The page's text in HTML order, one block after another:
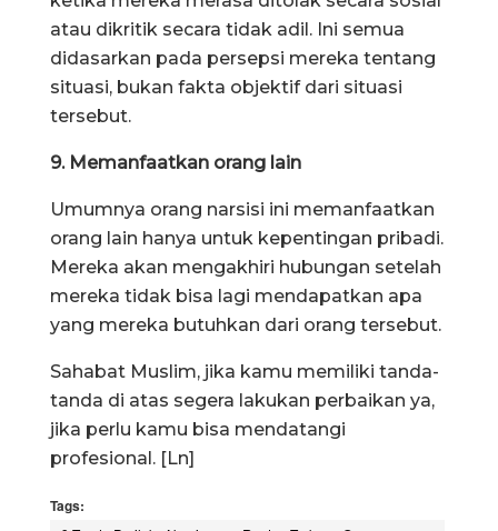
atau dikritik secara tidak adil. Ini semua
didasarkan pada persepsi mereka tentang
situasi, bukan fakta objektif dari situasi
tersebut.
9. Memanfaatkan orang lain
Umumnya orang narsisi ini memanfaatkan
orang lain hanya untuk kepentingan pribadi.
Mereka akan mengakhiri hubungan setelah
mereka tidak bisa lagi mendapatkan apa
yang mereka butuhkan dari orang tersebut.
Sahabat Muslim, jika kamu memiliki tanda-
tanda di atas segera lakukan perbaikan ya,
jika perlu kamu bisa mendatangi
profesional. [Ln]
Tags: